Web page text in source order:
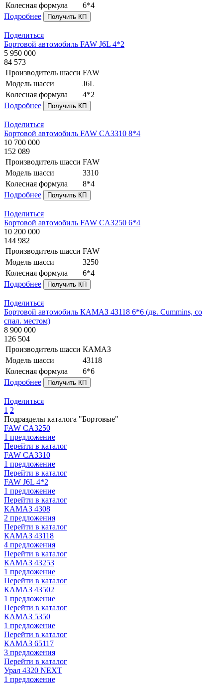
Колесная формула
6*4
Подробнее
Получить КП
Поделиться
Бортовой автомобиль FAW J6L 4*2
5 950 000
84 573
Производитель шасси FAW
Модель шасси
J6L
Колесная формула
4*2
Подробнее
Получить КП
Поделиться
Бортовой автомобиль FAW CA3310 8*4
10 700 000
152 089
Производитель шасси FAW
Модель шасси
3310
Колесная формула
8*4
Подробнее
Получить КП
Поделиться
Бортовой автомобиль FAW CA3250 6*4
10 200 000
144 982
Производитель шасси FAW
Модель шасси
3250
Колесная формула
6*4
Подробнее
Получить КП
Поделиться
Бортовой автомобиль КАМАЗ 43118 6*6 (дв. Cummins, со
спал. местом)
8 900 000
126 504
Производитель шасси КАМАЗ
Модель шасси
43118
Колесная формула
6*6
Подробнее
Получить КП
Поделиться
1 2
Подразделы каталога "Бортовые"
FAW CA3250
1 предложение
Перейти в каталог
FAW CA3310
1 предложение
Перейти в каталог
FAW J6L 4*2
1 предложение
Перейти в каталог
КАМАЗ 4308
2 предложения
Перейти в каталог
КАМАЗ 43118
4 предложения
Перейти в каталог
КАМАЗ 43253
1 предложение
Перейти в каталог
КАМАЗ 43502
1 предложение
Перейти в каталог
КАМАЗ 5350
1 предложение
Перейти в каталог
КАМАЗ 65117
3 предложения
Перейти в каталог
Урал 4320 NEXT
1 предложение